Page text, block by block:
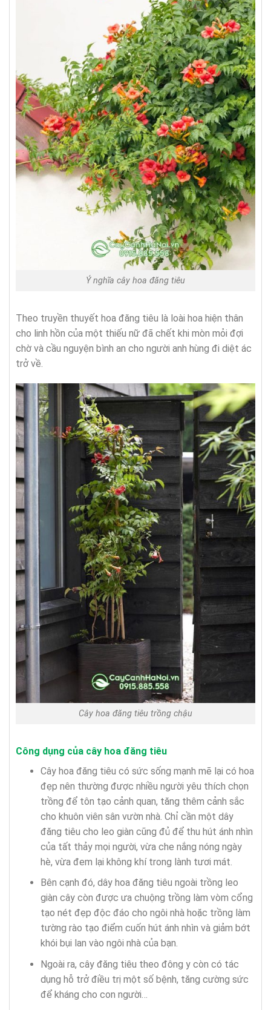
Ý nghĩa cây hoa đăng tiêu
Theo truyền thuyết hoa đăng tiêu là loài hoa hiện thân
cho linh hồn của một thiếu nữ đã chết khi mòn mỏi đợi
chờ và cầu nguyện bình an cho người anh hùng đi diệt ác
trở về.
Cây hoa đăng tiêu trồng chậu
Công dụng của cây hoa đăng tiêu
Cây hoa đăng tiêu có sức sống mạnh mẽ lại có hoa
đẹp nên thường được nhiều người yêu thích chọn
trồng để tôn tạo cảnh quan, tăng thêm cảnh sắc
cho khuôn viên sân vườn nhà. Chỉ cần một dây
đăng tiêu cho leo giàn cũng đủ để thu hút ánh nhìn
của tất thảy mọi người, vừa che nắng nóng ngày
hè, vừa đem lại không khí trong lành tươi mát.
Bên cạnh đó, dây hoa đăng tiêu ngoài trồng leo
giàn cây còn được ưa chuộng trồng làm vòm cổng
tạo nét đẹp độc đáo cho ngôi nhà hoặc trồng làm
tường rào tạo điểm cuốn hút ánh nhìn và giảm bớt
khói bụi lan vào ngôi nhà của bạn.
Ngoài ra, cây đăng tiêu theo đông y còn có tác
dụng hỗ trở điều trị một số bệnh, tăng cường sức
để kháng cho con người…